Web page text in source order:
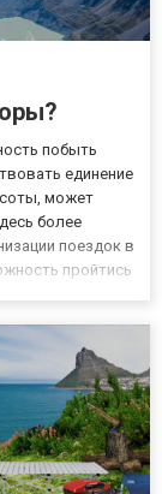
побыть
единение
может
более
поездок в
пройтись